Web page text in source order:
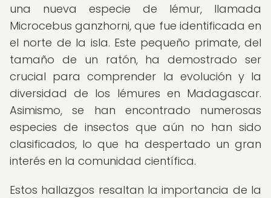
una nueva especie de lémur, llamada
Microcebus ganzhorni, que fue identificada en
el norte de la isla. Este pequeño primate, del
tamaño de un ratón, ha demostrado ser
crucial para comprender la evolución y la
diversidad de los lémures en Madagascar.
Asimismo, se han encontrado numerosas
especies de insectos que aún no han sido
clasificados, lo que ha despertado un gran
interés en la comunidad científica.
Estos hallazgos resaltan la importancia de la